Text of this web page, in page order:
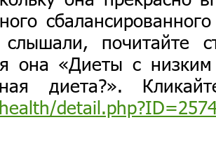
почитайте
она «Диеты с
диета?».